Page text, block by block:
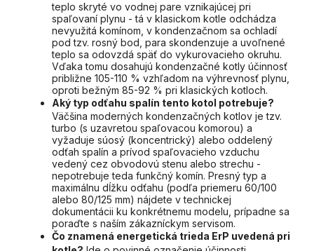
teplo skryté vo vodnej pare vznikajúcej pri
spaľovaní plynu - tá v klasickom kotle odchádza
nevyužitá komínom, v kondenzačnom sa ochladí
pod tzv. rosný bod, para skondenzuje a uvoľnené
teplo sa odovzdá späť do vykurovacieho okruhu.
Vďaka tomu dosahujú kondenzačné kotly účinnosť
približne 105-110 % vzhľadom na výhrevnosť plynu,
oproti bežným 85-92 % pri klasických kotloch.
Aký typ odťahu spalín tento kotol potrebuje?
Väčšina moderných kondenzačných kotlov je tzv.
turbo (s uzavretou spaľovacou komorou) a
vyžaduje súosý (koncentrický) alebo oddelený
odťah spalín a prívod spaľovacieho vzduchu
vedený cez obvodovú stenu alebo strechu -
nepotrebuje teda funkčný komín. Presný typ a
maximálnu dĺžku odťahu (podľa priemeru 60/100
alebo 80/125 mm) nájdete v technickej
dokumentácii ku konkrétnemu modelu, prípadne sa
poraďte s naším zákazníckym servisom.
Čo znamená energetická trieda ErP uvedená pri